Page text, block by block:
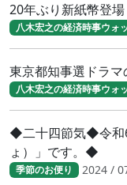
20年ぶり新紙幣登
八木宏之の経済時事ウォ
東京都知事選ドラマ
八木宏之の経済時事ウォ
◆二十四節気◆令和
ょ）」です。◆
季節のお便り 2024 /